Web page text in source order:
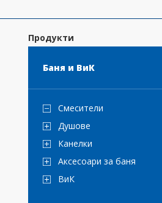
Продукти
Баня и ВиК
Смесители
Душове
Канелки
Аксесоари за баня
ВиК